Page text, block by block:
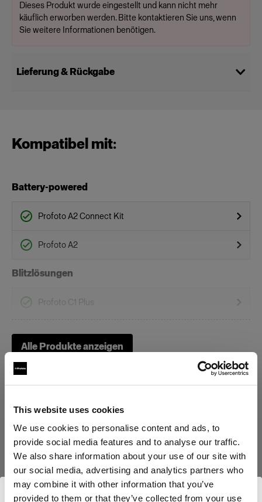
This website uses cookies
We use cookies to personalise content and ads, to
provide social media features and to analyse our traffic.
We also share information about your use of our site with
our social media, advertising and analytics partners who
may combine it with other information that you’ve
provided to them or that they’ve collected from your use
Dieses Produkt wurde eingestellt und kann nicht mehr
käuflich erworben werden. Bitte kontaktieren Sie uns, wenn
Sie weitere Informationen benötigen.
Lieferung & Rückgabe
Kompatibel mit:
Battery-powered
Profoto A2 Connect Kit
Profoto A2
Blitzlösungen
Profoto C1 Plus
Profoto A1
Alle Produkte anzeigen
Technische Daten:
Produktdetails